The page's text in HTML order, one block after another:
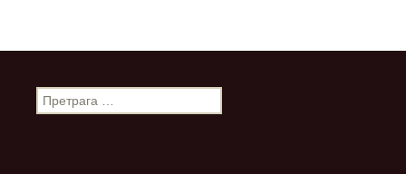
П
р